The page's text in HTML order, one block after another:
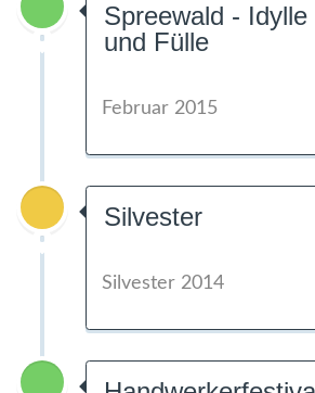
Spreewald - Idylle
und Fülle
Februar 2015
Silvester
Silvester 2014